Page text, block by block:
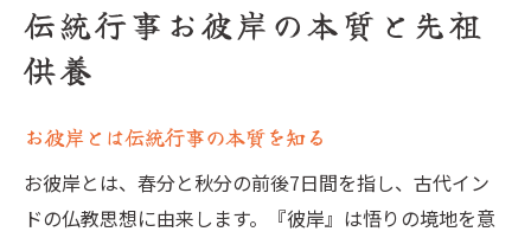
伝統行事お彼岸の本質と先祖
供養
お彼岸とは伝統行事の本質を知る
お彼岸とは、春分と秋分の前後7日間を指し、古代イン
ドの仏教思想に由来します。『彼岸』は悟りの境地を意